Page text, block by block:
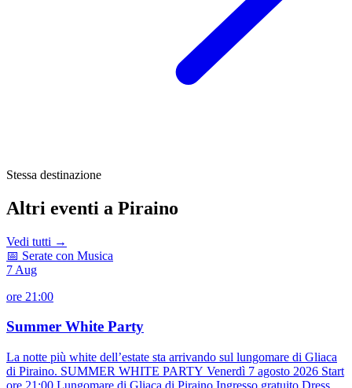
Stessa destinazione
Altri eventi a Piraino
Vedi tutti →
📅 Serate con Musica
7 Aug
ore 21:00
Summer White Party
La notte più white dell’estate sta arrivando sul lungomare di Gliaca
di Piraino. SUMMER WHITE PARTY Venerdì 7 agosto 2026 Start